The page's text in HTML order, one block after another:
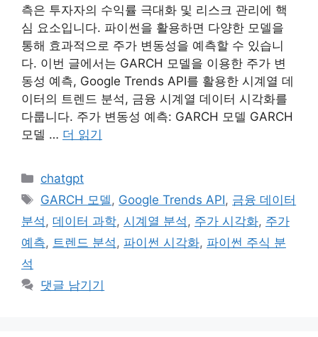
측은 투자자의 수익률 극대화 및 리스크 관리에 핵
심 요소입니다. 파이썬을 활용하면 다양한 모델을
통해 효과적으로 주가 변동성을 예측할 수 있습니
다. 이번 글에서는 GARCH 모델을 이용한 주가 변
동성 예측, Google Trends API를 활용한 시계열 데
이터의 트렌드 분석, 금융 시계열 데이터 시각화를
다룹니다. 주가 변동성 예측: GARCH 모델 GARCH
모델 … 더 읽기
카
테
리
chatgpt
태
그
GARCH 모델, Google Trends API, 금융 데이터
분석, 데이터 과학, 시계열 분석, 주가 시각화, 주가
예측, 트렌드 분석, 파이썬 시각화, 파이썬 주식 분
석
댓글 남기기